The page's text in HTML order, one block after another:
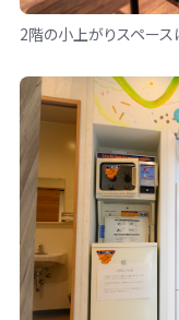
2階の小上がりスペー